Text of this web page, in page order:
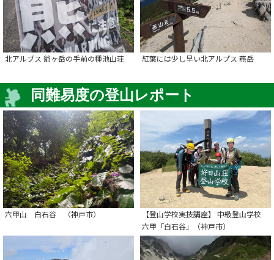
北アルプス 爺ヶ岳の手前の種池山荘 紅葉には少し早い北アルプス 燕岳
同難易度の登山レポート
六甲山 白石谷 （神戸市）
【登山学校実技講座】 中級登山学校
六甲「白石谷」（神戸市）